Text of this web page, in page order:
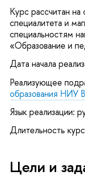
Курс рассчитан на
специалитета и
специальностям
«Образование и
Дата начала
Реализующее
образования
Язык реализации:
Длительность
Цели и